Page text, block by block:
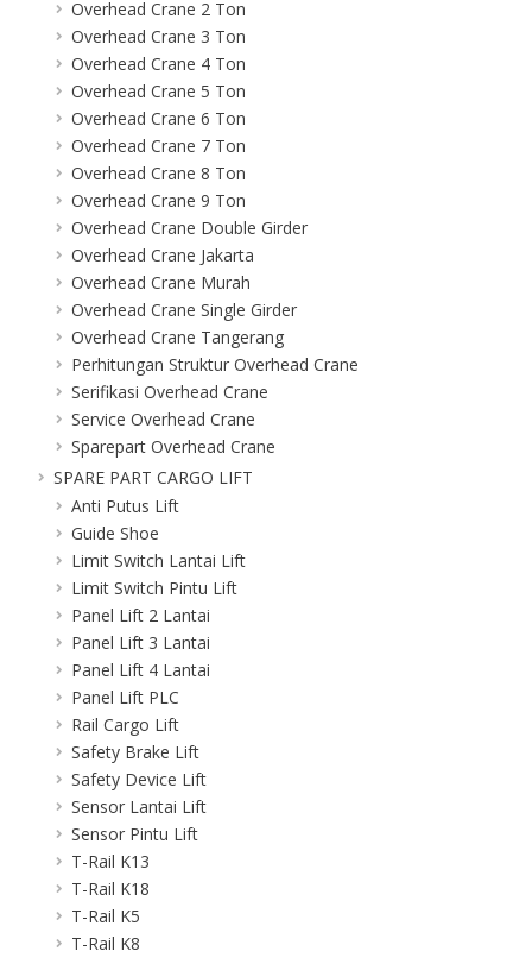
Overhead Crane 2 Ton
Overhead Crane 3 Ton
Overhead Crane 4 Ton
Overhead Crane 5 Ton
Overhead Crane 6 Ton
Overhead Crane 7 Ton
Overhead Crane 8 Ton
Overhead Crane 9 Ton
Overhead Crane Double Girder
Overhead Crane Jakarta
Overhead Crane Murah
Overhead Crane Single Girder
Overhead Crane Tangerang
Perhitungan Struktur Overhead Crane
Serifikasi Overhead Crane
Service Overhead Crane
Sparepart Overhead Crane
SPARE PART CARGO LIFT
Anti Putus Lift
Guide Shoe
Limit Switch Lantai Lift
Limit Switch Pintu Lift
Panel Lift 2 Lantai
Panel Lift 3 Lantai
Panel Lift 4 Lantai
Panel Lift PLC
Rail Cargo Lift
Safety Brake Lift
Safety Device Lift
Sensor Lantai Lift
Sensor Pintu Lift
T-Rail K13
T-Rail K18
T-Rail K5
T-Rail K8